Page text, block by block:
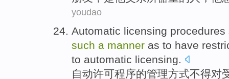
youdao
Automatic licensing procedures
such a manner as to have
to automatic licensing.
自动许可程序的管理方式不得对